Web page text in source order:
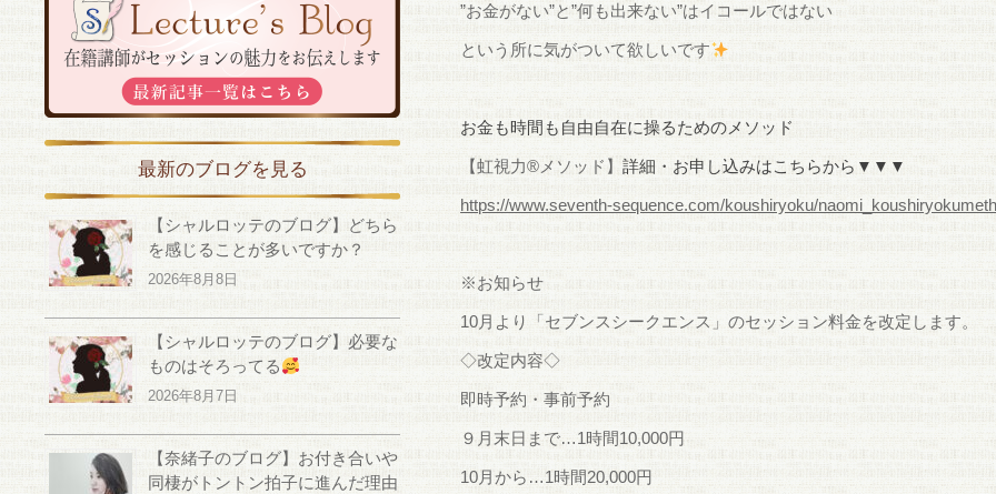
”お金がない”と”何も出来ない”はイコールではない
という所に気がついて欲しいです
お金も時間も自由自在に操るためのメソッド
【虹視力®︎メソッド】詳細・お申し込みはこちらから▼▼▼
https://www.seventh-sequence.com/koushiryoku/
※お知らせ
10月より「セブンスシークエンス」のセッション料金を改定します。
◇改定内容◇
即時予約・事前予約
９月末日まで…1時間10,000円
10月から…1時間20,000円
最新のブログを見る
【シャルロッテのブログ】どちら
を感じることが多いですか？
2026年8月8日
【シャルロッテのブログ】必要な
ものはそろってる
2026年8月7日
【奈緒子のブログ】お付き合いや
同棲がトントン拍子に進んだ理由